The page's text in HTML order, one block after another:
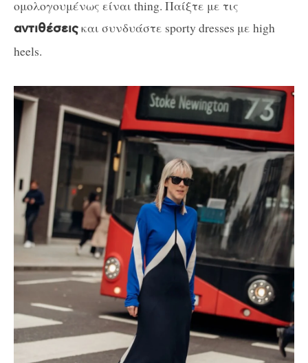
ομολογουμένως είναι thing. Παίξτε με τις
αντιθέσειςκαι συνδυάστε sporty dresses με high
heels.